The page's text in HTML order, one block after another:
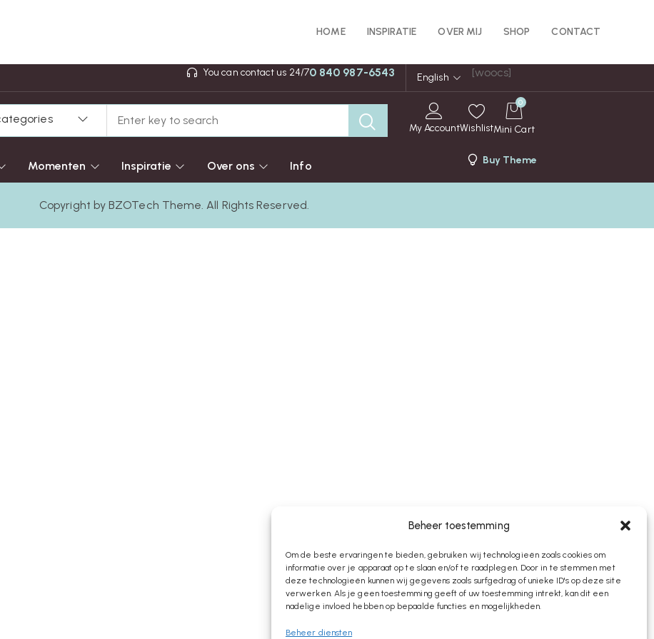
Beheer toestemming
Om de beste ervaringen te bieden, gebruiken wij technologieën zoals cookies om
informatie over je apparaat op te slaan en/of te raadplegen. Door in te stemmen met
deze technologieën kunnen wij gegevens zoals surfgedrag of unieke ID's op deze site
verwerken. Als je geen toestemming geeft of uw toestemming intrekt, kan dit een
nadelige invloed hebben op bepaalde functies en mogelijkheden.
Beheer diensten
HOME INSPIRATIE OVER MIJ SHOP CONTACT
You can contact us 24/70 840 987-6543 English [woocs]
My AccountWishlist
0
Mini Cart
Momenten Inspiratie Over ons Info Buy Theme
Copyright by BZOTech Theme. All Rights Reserved.